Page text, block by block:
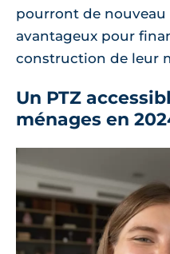
pourront de
avantageux pour
construction de leur
Un PTZ
ménages en